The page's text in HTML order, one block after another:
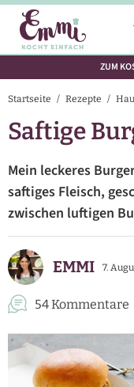
ZUM
Startseite / Rezepte /
Saftige
Mein leckeres
saftiges Fleisch,
zwischen luftigen
EMMI 7.
54 Kommentare